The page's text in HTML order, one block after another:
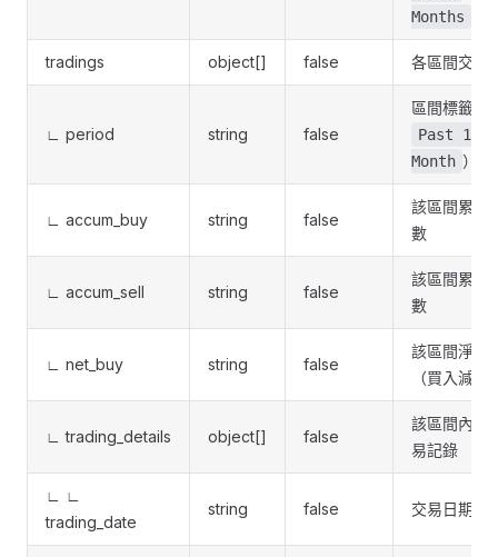
Months
tradings object[] false 各區間交易
∟ period string false
區間標籤（
Past 1
Month ）
∟ accum_buy string false
該區間累計
數
∟ accum_sell string false
該區間累計
數
∟ net_buy string false
該區間淨買
（買入減賣
∟ trading_details object[] false
該區間內的
易記錄
∟ ∟
trading_date
string false 交易日期